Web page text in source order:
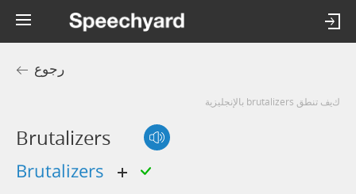
رجوع
كيف تنطق brutalizers بالإنجليزية
Brutalizers
brutalizers